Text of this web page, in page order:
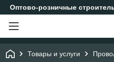
Оптово-розничные
Товары и услуги